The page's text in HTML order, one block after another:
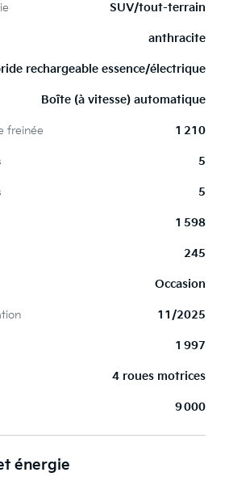
SUV/tout-terrain
anthracite
rechargeable essence/électrique
Boîte (à vitesse) automatique
freinée 1 210
5
5
1 598
245
Occasion
11/2025
1 997
4 roues motrices
9 000
énergie